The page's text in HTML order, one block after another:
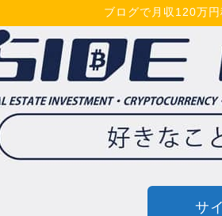
ブログで月収120万
サ